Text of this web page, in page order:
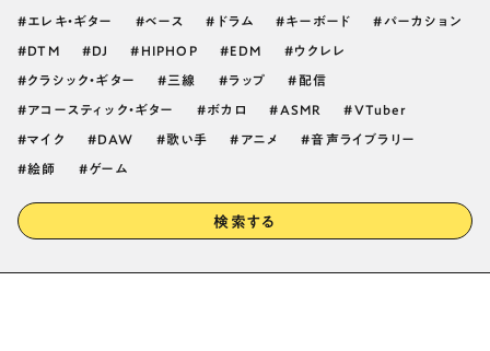
エレキ・ギター ベース ドラム キーボード パーカション
DTM DJ HIPHOP EDM ウクレレ
クラシック・ギター 三線 ラップ 配信
アコースティック・ギター ボカロ ASMR VTuber
マイク DAW 歌い手 アニメ 音声ライブラリー
絵師 ゲーム
検索する